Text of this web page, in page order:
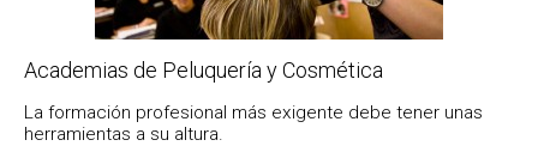
Academias de Peluquería y Cosmética
La formación profesional más exigente debe tener unas
herramientas a su altura.